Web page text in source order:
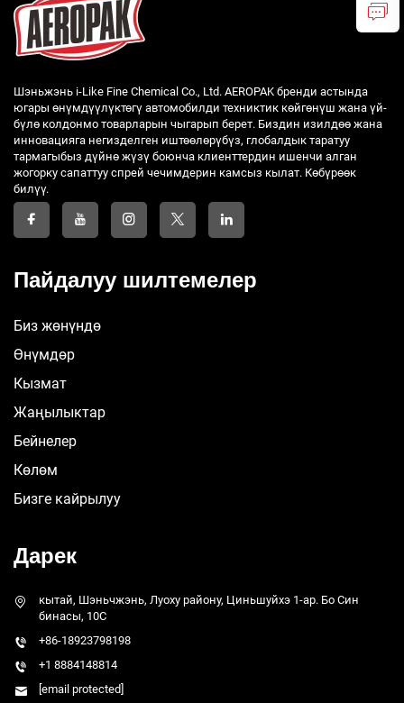
Шэньжэнь i-Like Fine Chemical Co., Ltd. AEROPAK бренди астында
югары өнүмдүүлүктөгү автомобилди техниктик көйгөнүш жана үй-
бүлө колдонмо товарларын чыгарып берет. Биздин изилдөө жана
инновацияга негизделген иштөөлөрүбүз, глобалдык таратуу
тармагыбыз дүйнө жүзү боюнча клиенттердин ишенчи алган
жогорку сапаттуу спрей чечимдерин камсыз кылат. Көбүрөөк
билүү.
Пайдалуу шилтемелер
Биз жөнүндө
Өнүмдөр
Кызмат
Жаңылыктар
Бейнелер
Көлөм
Бизге кайрылуу
Дарек
кытай, Шэньчжэнь, Луоху району, Циньшуйхэ 1-ар. Бо Син
бинасы, 10C
+86-18923798198
+1 8884148814
[email protected]